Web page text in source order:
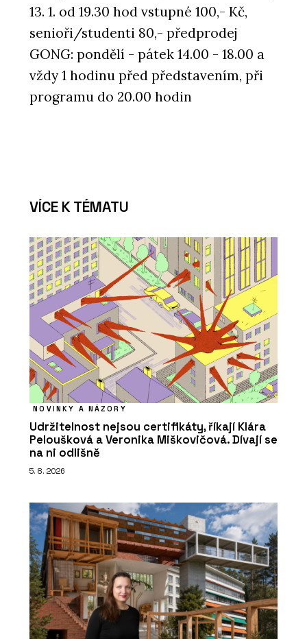
13. 1. od 19.30 hod vstupné 100,- Kč,
senioři/studenti 80,- předprodej
GONG: pondělí - pátek 14.00 - 18.00 a
vždy 1 hodinu před představením, při
programu do 20.00 hodin
VÍCE K TÉMATU
NOVINKY A NÁZORY
Udržitelnost nejsou certifikáty, říkají Klára
Peloušková a Veronika Miškovičová. Dívají se
na ni odlišně
5. 8. 2026